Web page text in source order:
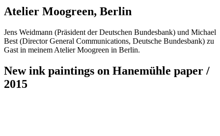
Atelier Moogreen, Berlin
Jens Weidmann (Präsident der Deutschen Bundesbank) und Michael
Best (Director General Communications, Deutsche Bundesbank) zu
Gast in meinem Atelier Moogreen in Berlin.
New ink paintings on Hanemühle paper /
2015